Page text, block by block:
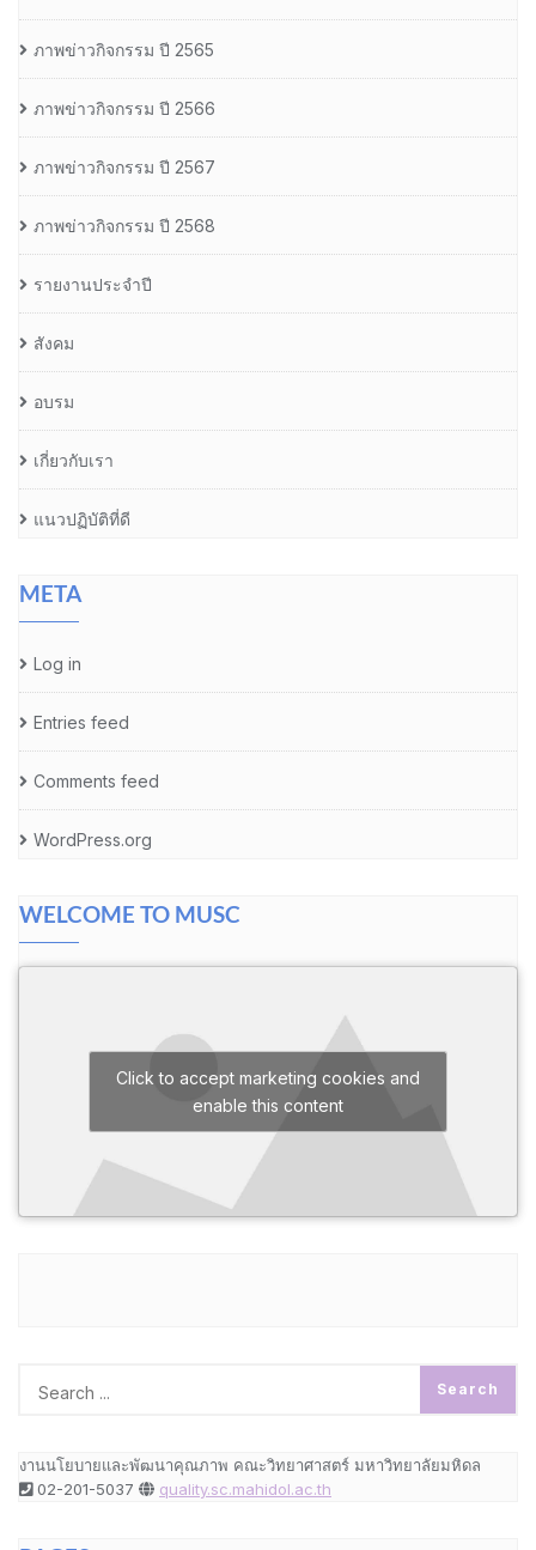
ภาพข่าวกิจกรรม ปี 2565
ภาพข่าวกิจกรรม ปี 2566
ภาพข่าวกิจกรรม ปี 2567
ภาพข่าวกิจกรรม ปี 2568
รายงานประจำปี
สังคม
อบรม
เกี่ยวกับเรา
แนวปฏิบัติที่ดี
META
Log in
Entries feed
Comments feed
WordPress.org
WELCOME TO MUSC
Click to accept marketing cookies and
enable this content
งานนโยบายและพัฒนาคุณภาพ คณะวิทยาศาสตร์ มหาวิทยาลัยมหิดล
02-201-5037
quality.sc.mahidol.ac.th